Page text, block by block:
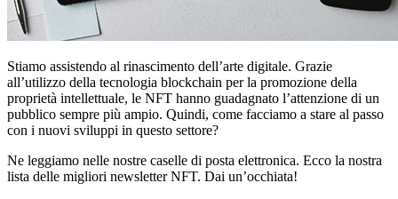
Stiamo assistendo al rinascimento dell’arte digitale. Grazie
all’utilizzo della tecnologia blockchain per la promozione della
proprietà intellettuale, le NFT hanno guadagnato l’attenzione di un
pubblico sempre più ampio. Quindi, come facciamo a stare al passo
con i nuovi sviluppi in questo settore?
Ne leggiamo nelle nostre caselle di posta elettronica. Ecco la nostra
lista delle migliori newsletter NFT. Dai un’occhiata!